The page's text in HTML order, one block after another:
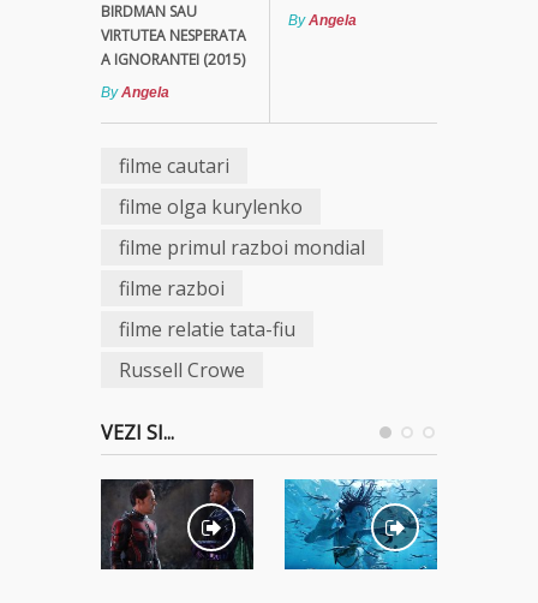
BIRDMAN SAU
VIRTUTEA NESPERATA
A IGNORANTEI (2015)
ByAngela
ByAngela
filme cautari
filme olga kurylenko
filme primul razboi mondial
filme razboi
filme relatie tata-fiu
Russell Crowe
VEZI SI...